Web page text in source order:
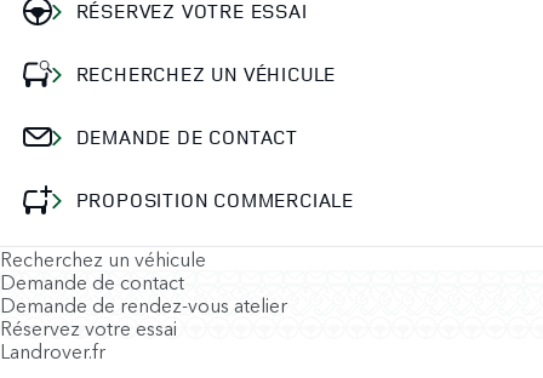
RÉSERVEZ VOTRE ESSAI
RECHERCHEZ UN VÉHICULE
DEMANDE DE CONTACT
PROPOSITION COMMERCIALE
Recherchez un véhicule
Demande de contact
Demande de rendez-vous atelier
Réservez votre essai
Landrover.fr